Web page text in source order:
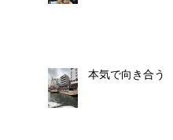
本気で向き合う